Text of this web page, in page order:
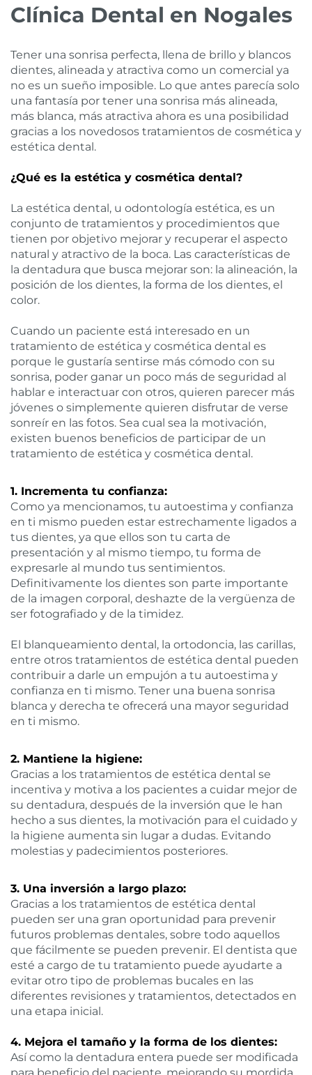
Clínica Dental en Nogales
Tener una sonrisa perfecta, llena de brillo y blancos
dientes, alineada y atractiva como un comercial ya
no es un sueño imposible. Lo que antes parecía solo
una fantasía por tener una sonrisa más alineada,
más blanca, más atractiva ahora es una posibilidad
gracias a los novedosos tratamientos de cosmética y
estética dental.
¿Qué es la estética y cosmética dental?
La estética dental, u odontología estética, es un
conjunto de tratamientos y procedimientos que
tienen por objetivo mejorar y recuperar el aspecto
natural y atractivo de la boca. Las características de
la dentadura que busca mejorar son: la alineación, la
posición de los dientes, la forma de los dientes, el
color.
Cuando un paciente está interesado en un
tratamiento de estética y cosmética dental es
porque le gustaría sentirse más cómodo con su
sonrisa, poder ganar un poco más de seguridad al
hablar e interactuar con otros, quieren parecer más
jóvenes o simplemente quieren disfrutar de verse
sonreír en las fotos. Sea cual sea la motivación,
existen buenos beneficios de participar de un
tratamiento de estética y cosmética dental.
1. Incrementa tu confianza:
Como ya mencionamos, tu autoestima y confianza
en ti mismo pueden estar estrechamente ligados a
tus dientes, ya que ellos son tu carta de
presentación y al mismo tiempo, tu forma de
expresarle al mundo tus sentimientos.
Definitivamente los dientes son parte importante
de la imagen corporal, deshazte de la vergüenza de
ser fotografiado y de la timidez.
El blanqueamiento dental, la ortodoncia, las carillas,
entre otros tratamientos de estética dental pueden
contribuir a darle un empujón a tu autoestima y
confianza en ti mismo. Tener una buena sonrisa
blanca y derecha te ofrecerá una mayor seguridad
en ti mismo.
2. Mantiene la higiene:
Gracias a los tratamientos de estética dental se
incentiva y motiva a los pacientes a cuidar mejor de
su dentadura, después de la inversión que le han
hecho a sus dientes, la motivación para el cuidado y
la higiene aumenta sin lugar a dudas. Evitando
molestias y padecimientos posteriores.
3. Una inversión a largo plazo:
Gracias a los tratamientos de estética dental
pueden ser una gran oportunidad para prevenir
futuros problemas dentales, sobre todo aquellos
que fácilmente se pueden prevenir. El dentista que
esté a cargo de tu tratamiento puede ayudarte a
evitar otro tipo de problemas bucales en las
diferentes revisiones y tratamientos, detectados en
una etapa inicial.
4. Mejora el tamaño y la forma de los dientes:
Así como la dentadura entera puede ser modificada